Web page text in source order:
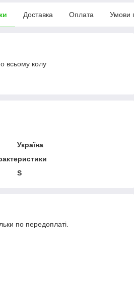
Доставка Оплата Умови
всьому колу
Україна
S
по передоплаті.